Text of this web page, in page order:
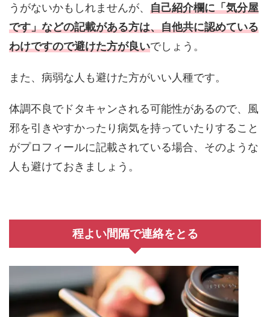
うがないかもしれませんが、 自己紹介欄に「気分屋
です」などの記載がある方は、自他共に認めている
わけですので避けた方が良いでしょう。
また、病弱な人も避けた方がいい人種です。
体調不良でドタキャンされる可能性があるので、風
邪を引きやすかったり病気を持っていたりすること
がプロフィールに記載されている場合、そのような
人も避けておきましょう。
程よい間隔で連絡をとる